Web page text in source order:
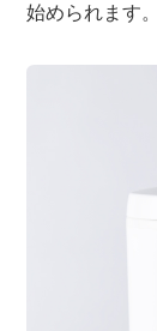
始められます。